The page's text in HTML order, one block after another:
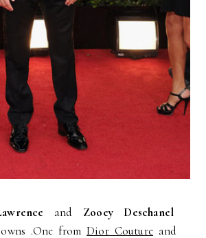
and Zooey Deschanel
.One fromDior Couture and